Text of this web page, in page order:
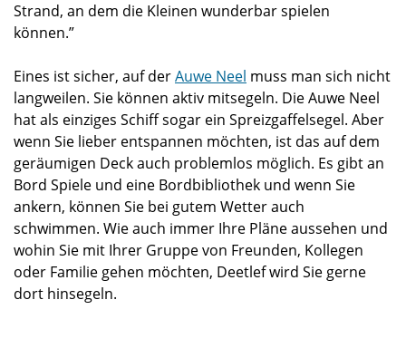
Strand, an dem die Kleinen wunderbar spielen
können.”
Eines ist sicher, auf derAuwe Neel muss man sich nicht
langweilen. Sie können aktiv mitsegeln. Die Auwe Neel
hat als einziges Schiff sogar ein Spreizgaffelsegel. Aber
wenn Sie lieber entspannen möchten, ist das auf dem
geräumigen Deck auch problemlos möglich. Es gibt an
Bord Spiele und eine Bordbibliothek und wenn Sie
ankern, können Sie bei gutem Wetter auch
schwimmen. Wie auch immer Ihre Pläne aussehen und
wohin Sie mit Ihrer Gruppe von Freunden, Kollegen
oder Familie gehen möchten, Deetlef wird Sie gerne
dort hinsegeln.